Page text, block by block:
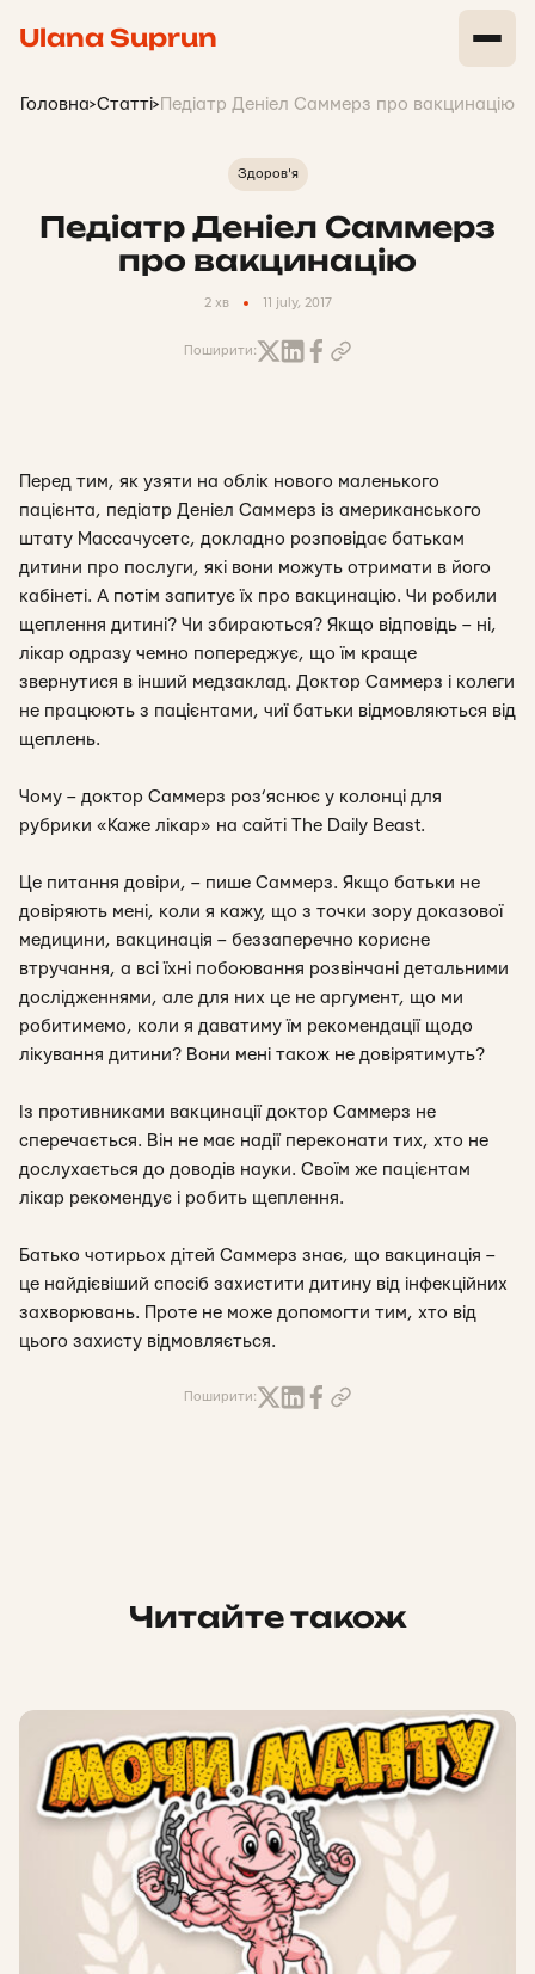
Ulana Suprun
Головна>Статті> Педіатр Деніел Саммерз про вакцинацію
Здоров'я
Педіатр Деніел Саммерз
про вакцинацію
2 хв 11 july, 2017
Поширити:
Перед тим, як узяти на облік нового маленького
пацієнта, педіатр Деніел Саммерз із американського
штату Массачусетс, докладно розповідає батькам
дитини про послуги, які вони можуть отримати в його
кабінеті. А потім запитує їх про вакцинацію. Чи робили
щеплення дитині? Чи збираються? Якщо відповідь – ні,
лікар одразу чемно попереджує, що їм краще
звернутися в інший медзаклад. Доктор Саммерз і колеги
не працюють з пацієнтами, чиї батьки відмовляються від
щеплень.
Чому – доктор Саммерз роз’яснює у колонці для
рубрики «Каже лікар» на сайті The Daily Beast.
Це питання довіри, – пише Саммерз. Якщо батьки не
довіряють мені, коли я кажу, що з точки зору доказової
медицини, вакцинація – беззаперечно корисне
втручання, а всі їхні побоювання розвінчані детальними
дослідженнями, але для них це не аргумент, що ми
робитимемо, коли я даватиму їм рекомендації щодо
лікування дитини? Вони мені також не довірятимуть?
Із противниками вакцинації доктор Саммерз не
сперечається. Він не має надії переконати тих, хто не
дослухається до доводів науки. Своїм же пацієнтам
лікар рекомендує і робить щеплення.
Батько чотирьох дітей Саммерз знає, що вакцинація –
це найдієвіший спосіб захистити дитину від інфекційних
захворювань. Проте не може допомогти тим, хто від
цього захисту відмовляється.
Поширити:
Читайте також